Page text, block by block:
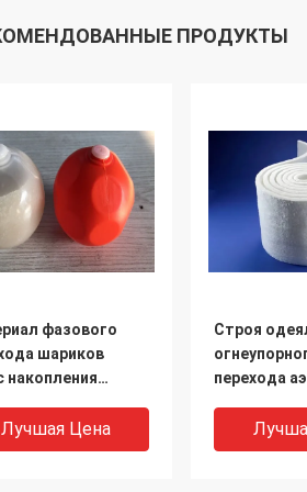
ПРОДУКТЫ
фазового
шариков
накопления
цельсий для
Лучшая Цена
Строя
перехода
домов